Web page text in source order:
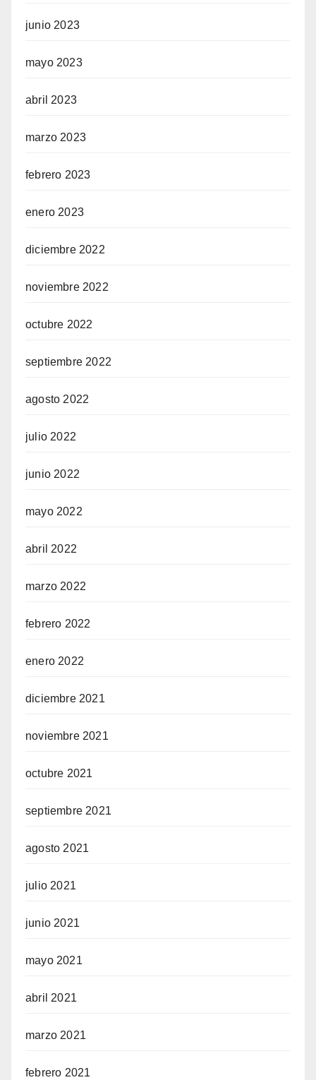
junio 2023
mayo 2023
abril 2023
marzo 2023
febrero 2023
enero 2023
diciembre 2022
noviembre 2022
octubre 2022
septiembre 2022
agosto 2022
julio 2022
junio 2022
mayo 2022
abril 2022
marzo 2022
febrero 2022
enero 2022
diciembre 2021
noviembre 2021
octubre 2021
septiembre 2021
agosto 2021
julio 2021
junio 2021
mayo 2021
abril 2021
marzo 2021
febrero 2021